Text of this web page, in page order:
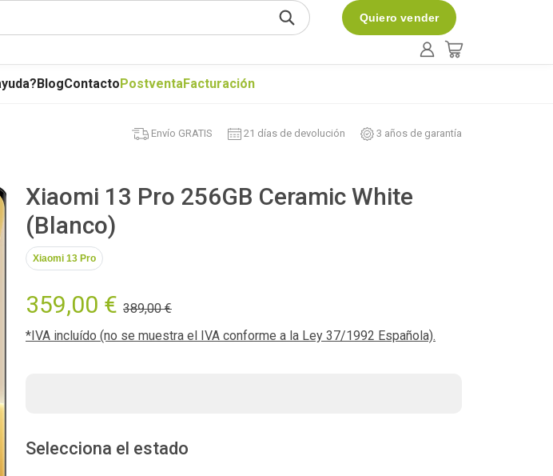
Quiero vender
BlogContactoPostventaFacturación
Envío GRATIS 21 días de devolución 3 años de garantía
Xiaomi 13 Pro 256GB Ceramic White
(Blanco)
Xiaomi 13 Pro
359,00 € 389,00 €
*IVA incluído (no se muestra el IVA conforme a la Ley 37/1992 Española).
Selecciona el estado